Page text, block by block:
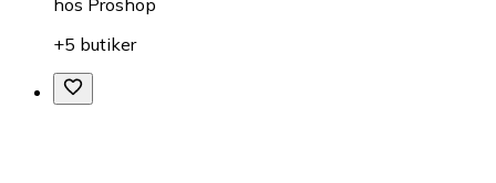
hos Proshop
+5 butiker